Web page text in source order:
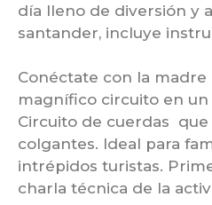
día lleno de diversión y
santander, incluye
Conéctate con la madre
magnífico circuito en
Circuito de cuerdas
colgantes. Ideal para
intrépidos turistas.
charla técnica de la